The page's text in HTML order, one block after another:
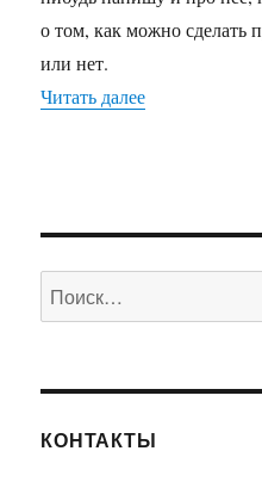
о том, как можно сделать
или нет.
Читать далее
Искать:
КОНТАКТЫ